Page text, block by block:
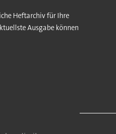
Heftarchiv für Ihre
Ausgabe können